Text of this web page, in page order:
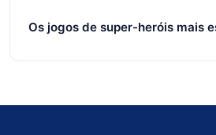
Os jogos de super-heróis mais